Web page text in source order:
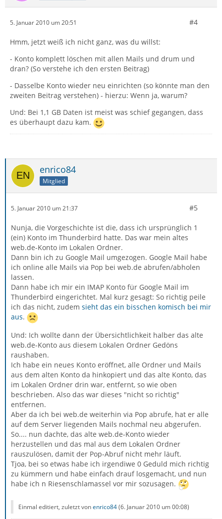
5. Januar 2010 um 20:51 #4
Hmm, jetzt weiß ich nicht ganz, was du willst:
- Konto komplett löschen mit allen Mails und drum und
dran? (So verstehe ich den ersten Beitrag)
- Dasselbe Konto wieder neu einrichten (so könnte man den
zweiten Beitrag verstehen) - hierzu: Wenn ja, warum?
Und: Bei 1,1 GB Daten ist meist was schief gegangen, dass
es überhaupt dazu kam.
enrico84
Mitglied
5. Januar 2010 um 21:37 #5
Nunja, die Vorgeschichte ist die, dass ich ursprünglich 1
(ein) Konto im Thunderbird hatte. Das war mein altes
web.de-Konto im Lokalen Ordner.
Dann bin ich zu Google Mail umgezogen. Google Mail habe
ich online alle Mails via Pop bei web.de abrufen/abholen
lassen.
Dann habe ich mir ein IMAP Konto für Google Mail im
Thunderbird eingerichtet. Mal kurz gesagt: So richtig peile
ich das nicht, zudem sieht das ein bisschen komisch bei mir
aus.
Und: Ich wollte dann der Übersichtlichkeit halber das alte
web.de-Konto aus diesem Lokalen Ordner Gedöns
raushaben.
Ich habe ein neues Konto eröffnet, alle Ordner und Mails
aus dem alten Konto da hinkopiert und das alte Konto, das
im Lokalen Ordner drin war, entfernt, so wie oben
beschrieben. Also das war dieses "nicht so richtig"
entfernen.
Aber da ich bei web.de weiterhin via Pop abrufe, hat er alle
auf dem Server liegenden Mails nochmal neu abgerufen.
So.... nun dachte, das alte web.de-Konto wieder
herzustellen und das mal aus dem Lokalen Ordner
rauszulösen, damit der Pop-Abruf nicht mehr läuft.
Tjoa, bei so etwas habe ich irgendiwe 0 Geduld mich richtig
zu kümmern und habe einfach drauf losgemacht, und nun
habe ich n Riesenschlamassel vor mir sozusagen.
Einmal editiert, zuletzt vonenrico84(6. Januar 2010 um 00:08)